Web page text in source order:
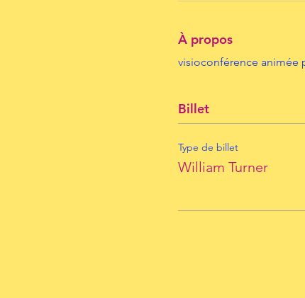
À propos
visioconférence animée
Billet
Type de billet
William Turner